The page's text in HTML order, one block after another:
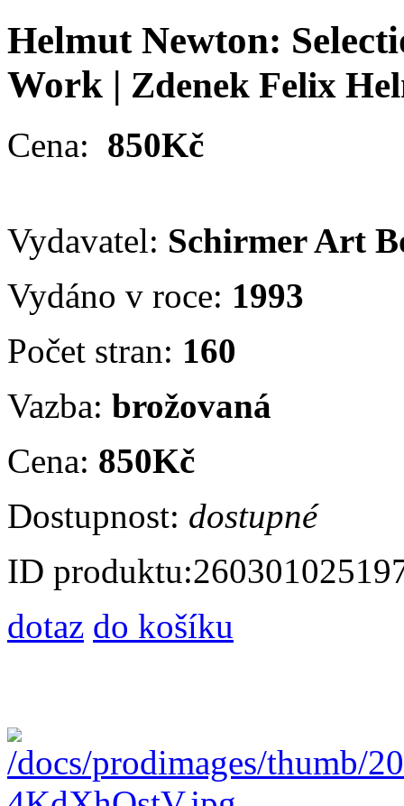
Helmut Newton:
Work | Zdenek Felix
Cena: 850Kč
Vydavatel: Schirmer Art
Vydáno v roce: 1993
Počet stran: 160
Vazba: brožovaná
Cena: 850Kč
Dostupnost: dostupné
ID produktu:
dotaz do košíku